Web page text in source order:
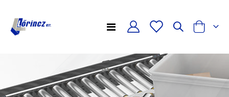
Toggle
Cart